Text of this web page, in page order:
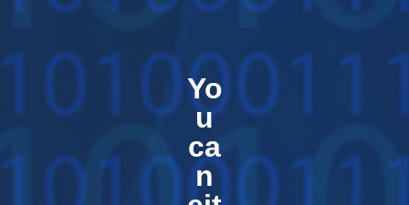
Yo
u
ca
n